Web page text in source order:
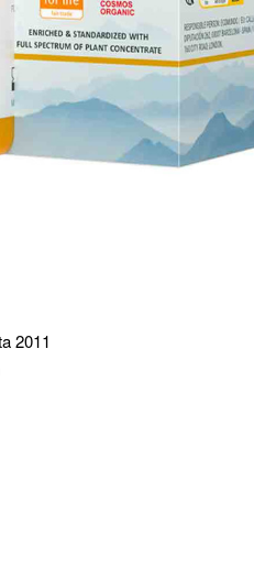
2011